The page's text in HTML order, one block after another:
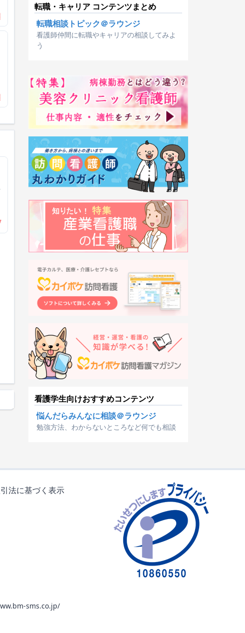
転職・キャリア コンテンツまとめ
転職相談トピック＠ラウンジ
看護師仲間に転職やキャリアの相談してみよ
う
看護学生向けおすすめコンテンツ
悩んだらみんなに相談＠ラウンジ
勉強方法、わからないところなど何でも相談
法に基づく表示
sms.co.jp/